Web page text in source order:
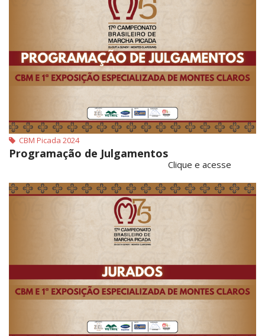
CBM Picada 2024
Programação de Julgamentos
Clique e acesse